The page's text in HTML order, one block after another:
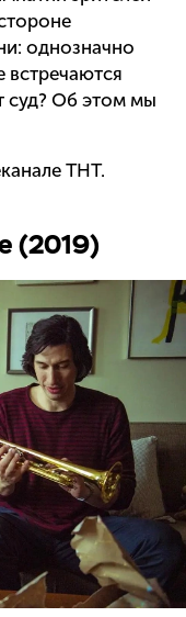
однозначно
встречаются
суд? Об этом мы
ТНТ.
(2019)